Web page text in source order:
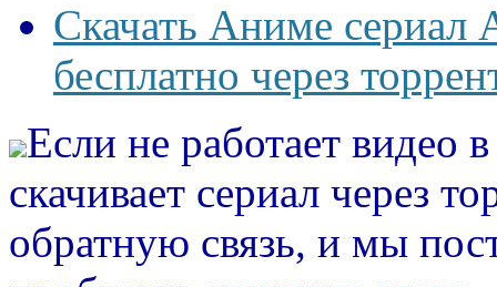
Скачать Аниме сериал
бесплатно через
Если не работает видео
скачивает сериал через
обратную связь, и мы